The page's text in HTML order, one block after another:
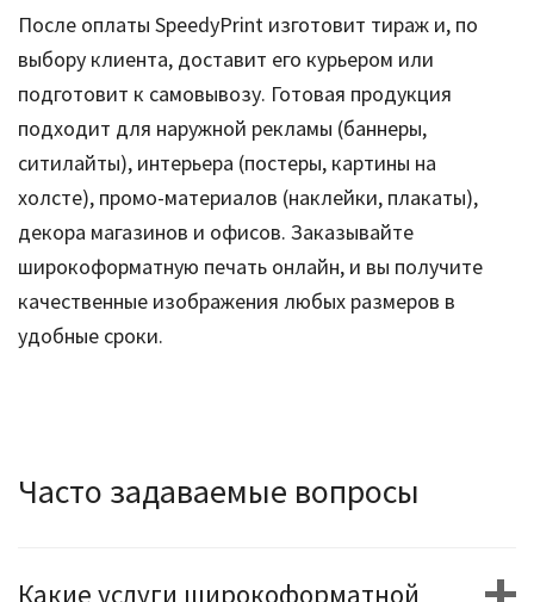
После оплаты SpeedyPrint изготовит тираж и, по
выбору клиента, доставит его курьером или
подготовит к самовывозу. Готовая продукция
подходит для наружной рекламы (баннеры,
ситилайты), интерьера (постеры, картины на
холсте), промо-материалов (наклейки, плакаты),
декора магазинов и офисов. Заказывайте
широкоформатную печать онлайн, и вы получите
качественные изображения любых размеров в
удобные сроки.
Часто задаваемые вопросы
Какие услуги широкоформатной